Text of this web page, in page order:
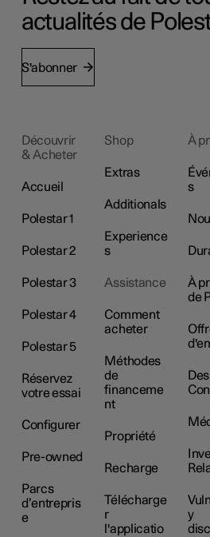
actualités de
S'abonner
Découvrir
& Acheter
Accueil
Polestar 1
Polestar 2
Polestar 3
Polestar 4
Polestar 5
Réservez
votre essai
Configurer
Pre-owned
Parcs
d’entrepris
e
Shop
Extras
Additionals
Experience
s
Assistance
Comment
acheter
Méthodes
de
financeme
nt
Propriété
Recharge
Télécharge
r
l'applicatio
À
s
À
de
y